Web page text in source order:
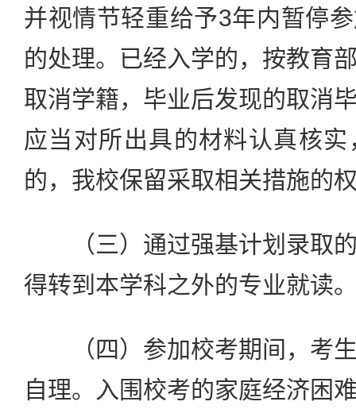
并视情节轻重给予3年内暂停
的处理。已经入学的，按教育
取消学籍，毕业后发现的取消
应当对所出具的材料认真核
的，我校保留采取相关措施的
（三）通过强基计划录取的
得转到本学科之外的专业就读
（四）参加校考期间，考生
自理。入围校考的家庭经济困